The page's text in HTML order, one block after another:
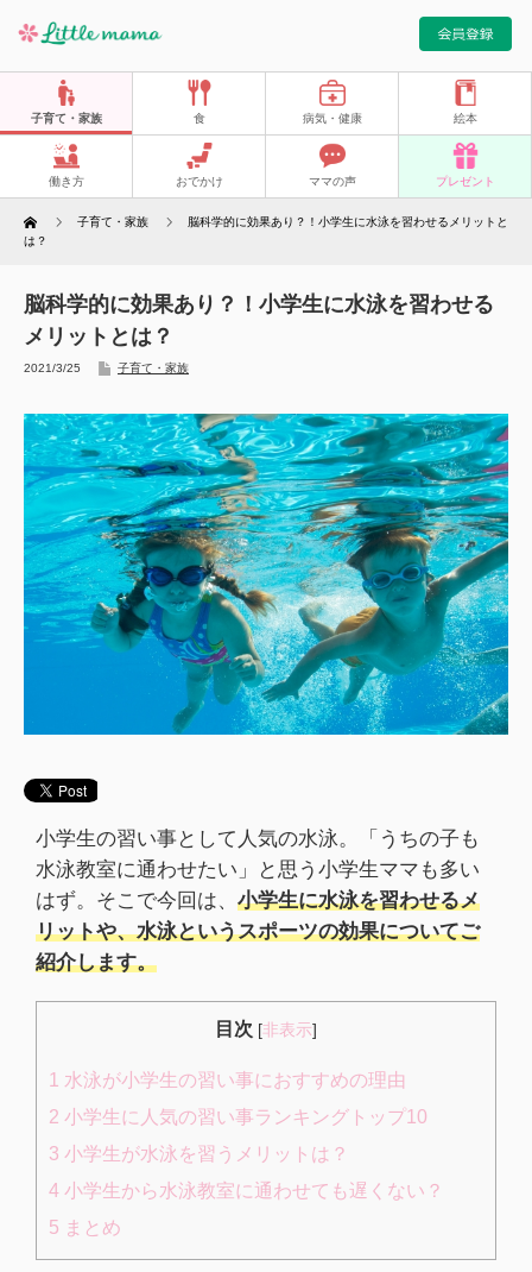
子育て・家族 食 病気・健康 絵本
働き方 おでかけ ママの声 プレゼント
Home 子育て・家族
脳科学的に効果あり？！小学生に水泳を習わせるメリットと
は？
脳科学的に効果あり？！小学生に水泳を習わせる
メリットとは？
2021/3/25 子育て・家族
小学生の習い事として人気の水泳。「うちの子も
水泳教室に通わせたい」と思う小学生ママも多い
はず。そこで今回は、 小学生に水泳を習わせるメ
リットや、水泳というスポーツの効果についてご
紹介します。
目次 [非表示]
1 水泳が小学生の習い事におすすめの理由
2 小学生に人気の習い事ランキングトップ10
3 小学生が水泳を習うメリットは？
4 小学生から水泳教室に通わせても遅くない？
5 まとめ